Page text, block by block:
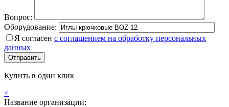
Вопрос:
Оборудование:
Я согласен с соглашением на обработку персональных
данных
Купить в один клик
×
Название организации: